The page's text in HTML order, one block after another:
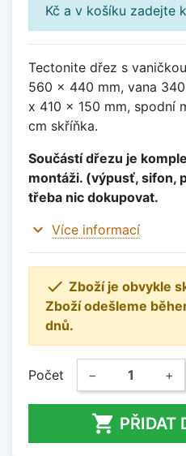
Kč a v košíku zadejte
Tectonite dřez s
560 x 440 mm, vana
x 410 x 150 mm, spodní
cm skříňka.
Součástí dřezu je
montáži. (výpusť, sifon,
třeba nic dokupovat.
expand_more Více informací
 Zboží je obvykle
Zboží odešleme
dnů.
Počet − +
 PŘIDAT